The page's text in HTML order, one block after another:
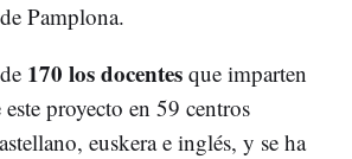
Pamplona.
170 los docentes que imparten
proyecto en 59 centros
euskera e inglés, y se ha